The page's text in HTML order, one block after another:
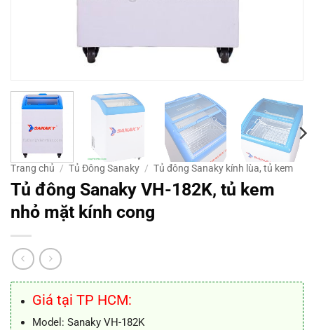
Trang chủ / Tủ Đông Sanaky / Tủ đông Sanaky kính lùa, tủ kem
Tủ đông Sanaky VH-182K, tủ kem
nhỏ mặt kính cong
Giá tại TP HCM:
Model: Sanaky VH-182K